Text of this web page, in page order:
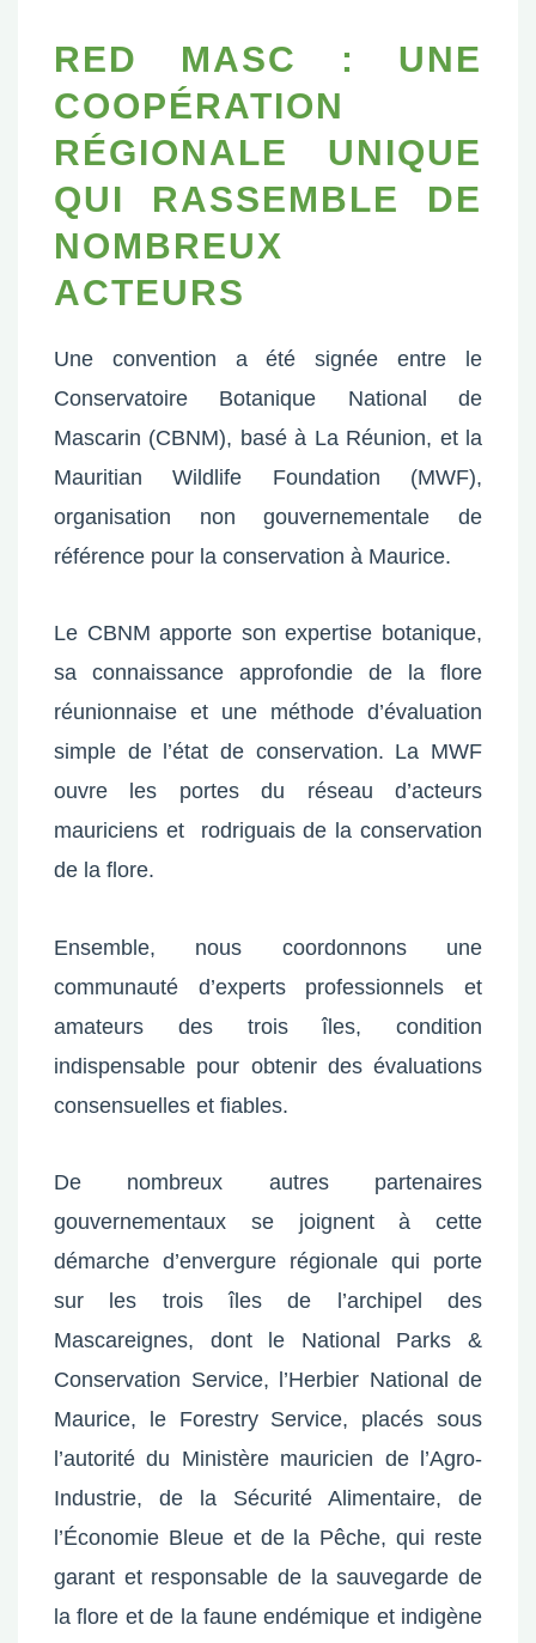
RED MASC : UNE
COOPÉRATION
RÉGIONALE UNIQUE
QUI RASSEMBLE DE
NOMBREUX
ACTEURS
Une convention a été signée entre le
Conservatoire Botanique National de
Mascarin (CBNM), basé à La Réunion, et la
Mauritian Wildlife Foundation (MWF),
organisation non gouvernementale de
référence pour la conservation à Maurice.
Le CBNM apporte son expertise botanique,
sa connaissance approfondie de la flore
réunionnaise et une méthode d’évaluation
simple de l’état de conservation. La MWF
ouvre les portes du réseau d’acteurs
mauriciens et rodriguais de la conservation
de la flore.
Ensemble, nous coordonnons une
communauté d’experts professionnels et
amateurs des trois îles, condition
indispensable pour obtenir des évaluations
consensuelles et fiables.
De nombreux autres partenaires
gouvernementaux se joignent à cette
démarche d’envergure régionale qui porte
sur les trois îles de l’archipel des
Mascareignes, dont le National Parks &
Conservation Service, l’Herbier National de
Maurice, le Forestry Service, placés sous
l’autorité du Ministère mauricien de l’Agro-
Industrie, de la Sécurité Alimentaire, de
l’Économie Bleue et de la Pêche, qui reste
garant et responsable de la sauvegarde de
la flore et de la faune endémique et indigène